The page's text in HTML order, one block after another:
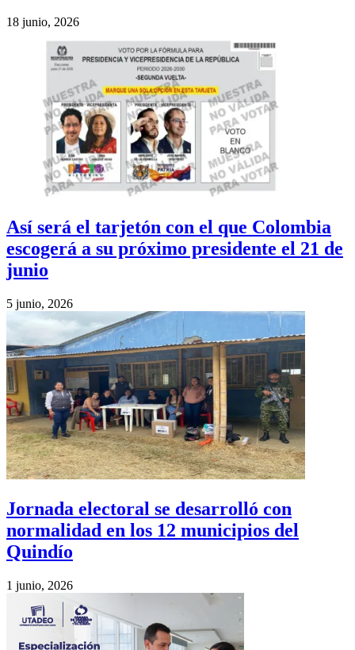
18 junio, 2026
Así será el tarjetón con el que Colombia
escogerá a su próximo presidente el 21 de
junio
5 junio, 2026
Jornada electoral se desarrolló con
normalidad en los 12 municipios del
Quindío
1 junio, 2026